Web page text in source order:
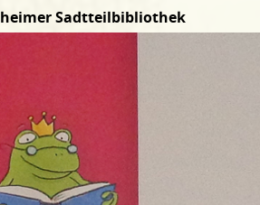
Sadtteilbibliothek